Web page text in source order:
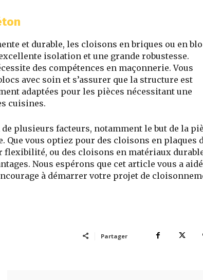
et durable, les cloisons en briques ou en
isolation et une grande robustesse.
des compétences en maçonnerie. Vous
avec soin et s’assurer que la structure est
adaptées pour les pièces nécessitant une
cuisines.
plusieurs facteurs, notamment le but de la
Que vous optiez pour des cloisons en plaques
ou des cloisons en matériaux
Nous espérons que cet article vous a
à démarrer votre projet de
Partager